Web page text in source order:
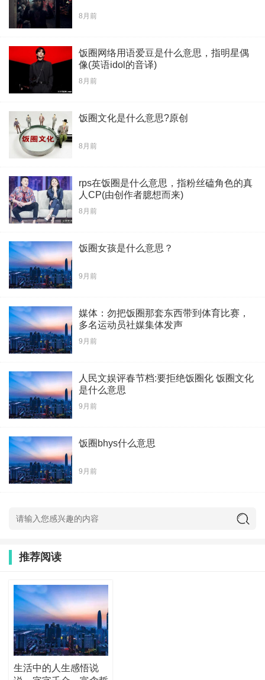
8月前
饭圈网络用语爱豆是什么意思，指明星偶
像(英语idol的音译)
8月前
饭圈文化是什么意思?原创
8月前
rps在饭圈是什么意思，指粉丝磕角色的真
人CP(由创作者臆想而来)
8月前
饭圈女孩是什么意思？
9月前
媒体：勿把饭圈那套东西带到体育比赛，
多名运动员社媒集体发声
9月前
人民文娱评春节档:要拒绝饭圈化 饭圈文化
是什么意思
9月前
饭圈bhys什么意思
9月前
推荐阅读
生活中的人生感悟说